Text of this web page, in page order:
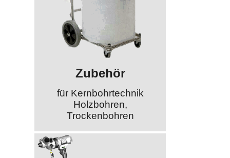
Zubehör
für Kernbohrtechnik
Holzbohren,
Trockenbohren